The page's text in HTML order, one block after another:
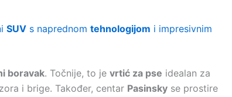
SUV s naprednom tehnologijom i impresivnim
boravak. Točnije, to je vrtić za pse idealan za
i brige. Također, centar Pasinsky se prostire